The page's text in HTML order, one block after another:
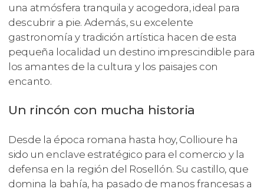
una atmósfera tranquila y acogedora, ideal para
descubrir a pie. Además, su excelente
gastronomía y tradición artística hacen de esta
pequeña localidad un destino imprescindible para
los amantes de la cultura y los paisajes con
encanto.
Un rincón con mucha historia
Desde la época romana hasta hoy, Collioure ha
sido un enclave estratégico para el comercio y la
defensa en la región del Rosellón. Su castillo, que
domina la bahía, ha pasado de manos francesas a